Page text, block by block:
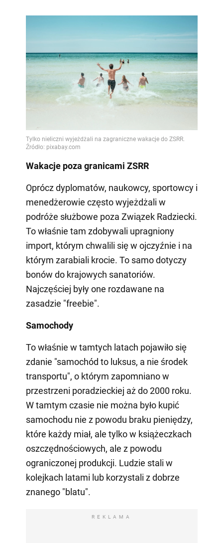
Wakacje poza granicami ZSRR
Oprócz dyplomatów, naukowcy, sportowcy i
menedżerowie często wyjeżdżali w
podróże służbowe poza Związek Radziecki.
To właśnie tam zdobywali upragniony
import, którym chwalili się w ojczyźnie i na
którym zarabiali krocie. To samo dotyczy
bonów do krajowych sanatoriów.
Najczęściej były one rozdawane na
zasadzie "freebie".
Samochody
To właśnie w tamtych latach pojawiło się
zdanie "samochód to luksus, a nie środek
transportu", o którym zapomniano w
przestrzeni poradzieckiej aż do 2000 roku.
W tamtym czasie nie można było kupić
samochodu nie z powodu braku pieniędzy,
które każdy miał, ale tylko w książeczkach
oszczędnościowych, ale z powodu
ograniczonej produkcji. Ludzie stali w
kolejkach latami lub korzystali z dobrze
znanego "blatu".
REKLAMA